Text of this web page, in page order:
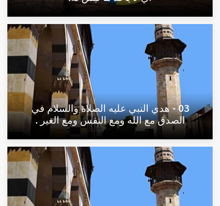
03 - هدي النبي عليه الصلاة والسلام في
الصدق مع الله ومع النفس ومع الغير .